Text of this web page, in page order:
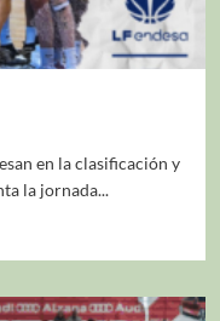
en la clasificación y
la jornada...